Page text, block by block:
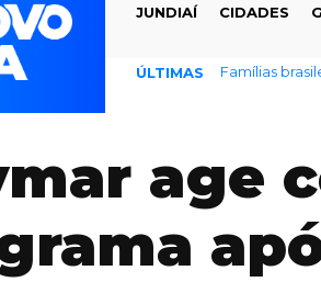
JUNDIAÍ CIDADES
ÚLTIMASFamílias
Prefeitura
age